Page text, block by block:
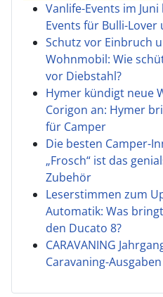
Vanlife-Events im
Events für Bulli-Lover
Schutz vor Einbruch
Wohnmobil: Wie
vor Diebstahl?
Hymer kündigt neue
Corigon an: Hymer
für Camper
Die besten Camper-
„Frosch“ ist das
Zubehör
Leserstimmen zum
Automatik: Was
den Ducato 8?
CARAVANING
Caravaning-